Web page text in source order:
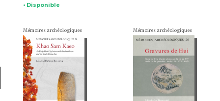
• Disponible
Mémoires archéologiques Mémoires archéologiques